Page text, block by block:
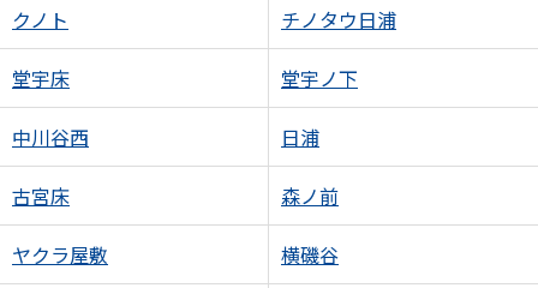
クノト チノタウ日浦
堂宇床 堂宇ノ下
中川谷西 日浦
古宮床 森ノ前
ヤクラ屋敷 横磯谷